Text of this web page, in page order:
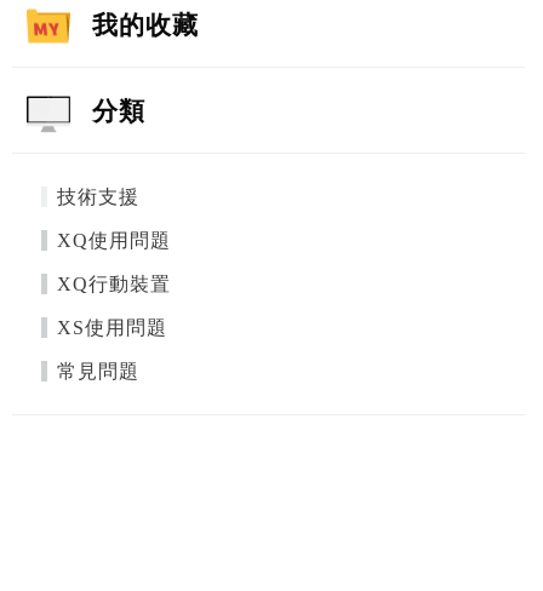
我的收藏
分類
技術支援
XQ使用問題
XQ行動裝置
XS使用問題
常見問題